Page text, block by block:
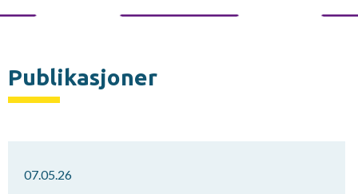
Publikasjoner
07.05.26